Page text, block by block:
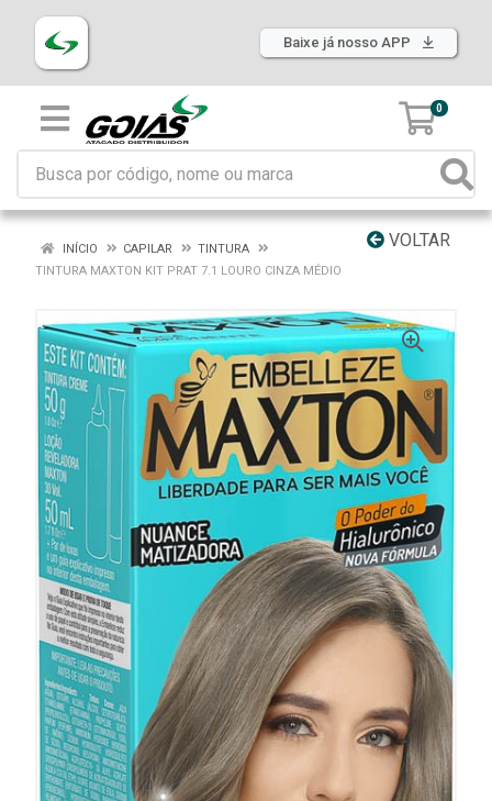
Baixe já nosso APP
0
VOLTAR
INÍCIO CAPILAR
TINTURA
TINTURA MAXTON KIT PRAT 7.1 LOURO CINZA MÉDIO